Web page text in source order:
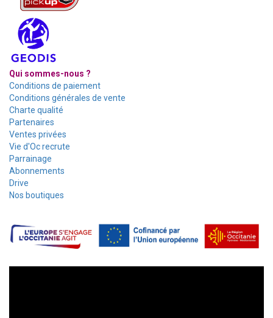
Qui sommes-nous ?
Conditions de paiement
Conditions générales de vente
Charte qualité
Partenaires
Ventes privées
Vie d'Oc recrute
Parrainage
Abonnements
Drive
Nos boutiques